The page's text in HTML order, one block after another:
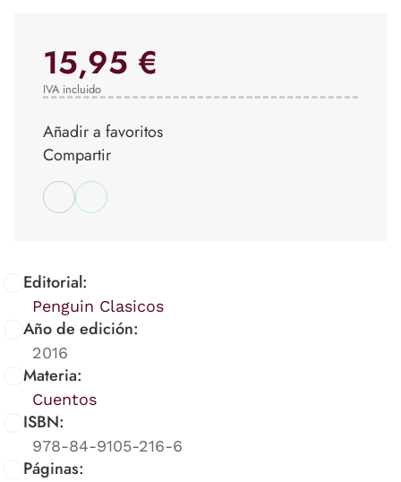
Editorial:
Penguin Clasicos
Año de edición:
2016
Materia:
Cuentos
ISBN:
978-84-9105-216-6
Páginas:
15,95 €
IVA incluido
Añadir a favoritos
Compartir